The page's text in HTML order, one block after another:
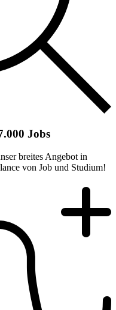
Jobs
breites Angebot in
von Job und Studium!